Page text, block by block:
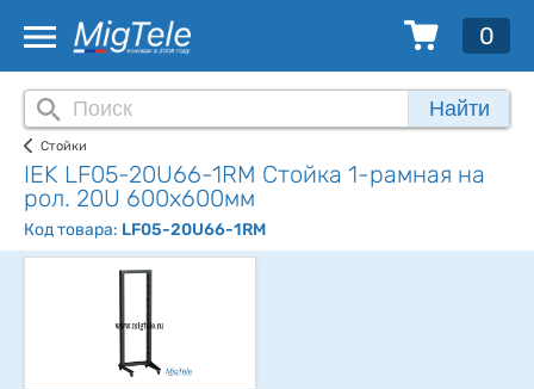
0
Найти
Стойки
IEK LF05-20U66-1RM Стойка 1-рамная на
рол. 20U 600х600мм
Код товара: LF05-20U66-1RM